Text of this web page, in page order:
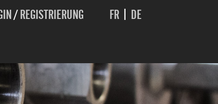
/REGISTRIERUNG FR DE